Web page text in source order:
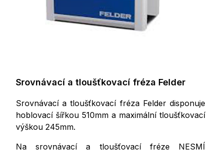
Srovnávací a tloušťkovací fréza Felder
Srovnávací a tloušťkovací fréza Felder disponuje
hoblovací šířkou 510mm a maximální tloušťkovací
výškou 245mm.
Na srovnávací a tloušťovací fréze NESMÍ